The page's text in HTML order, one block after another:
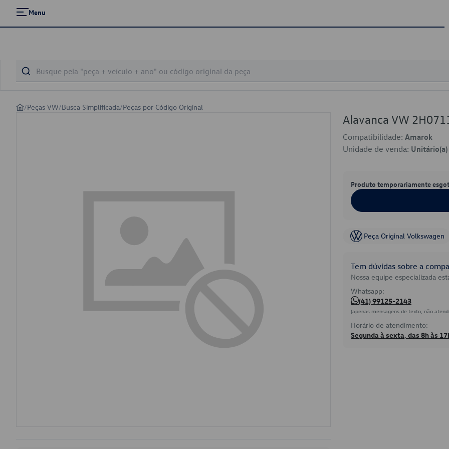
Menu
/Peças VW/Busca Simplificada/Peças por Código Original
Alavanca VW
Compatibilidade: Amarok
Unidade de venda: Unitário(a)
Produto temporariamente
Peça Original Volkswagen
Tem dúvidas sobre a
Nossa equipe especializada
Whatsapp:
(41) 99125-2143
(apenas mensagens de texto, não
Horário de atendimento:
Segunda à sexta, das 8h às